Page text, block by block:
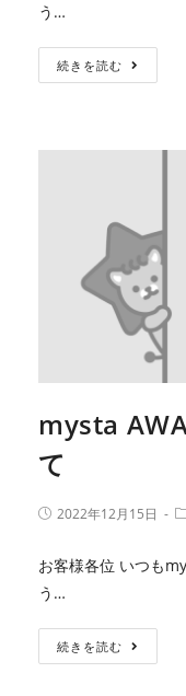
う…
続きを読む
mysta
て
2022年12月15日
お客様各位 いつも
う…
続きを読む